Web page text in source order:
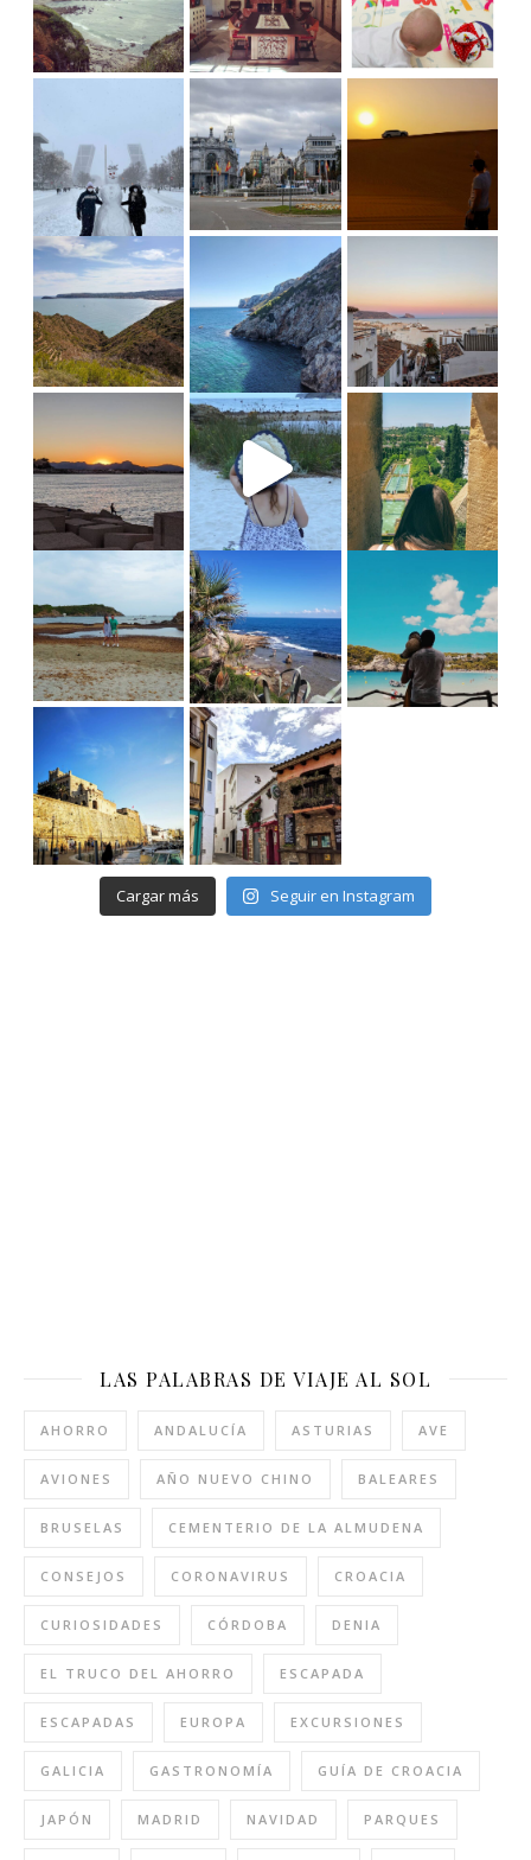
Cargar más Seguir en Instagram
LAS PALABRAS DE VIAJE AL SOL
AHORRO ANDALUCÍA ASTURIAS AVE
AVIONES AÑO NUEVO CHINO BALEARES
BRUSELAS CEMENTERIO DE LA ALMUDENA
CONSEJOS CORONAVIRUS CROACIA
CURIOSIDADES CÓRDOBA DENIA
EL TRUCO DEL AHORRO ESCAPADA
ESCAPADAS EUROPA EXCURSIONES
GALICIA GASTRONOMÍA GUÍA DE CROACIA
JAPÓN MADRID NAVIDAD PARQUES